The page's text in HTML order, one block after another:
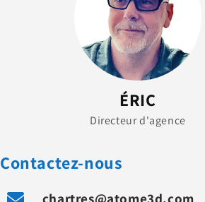
ÉRIC
Directeur d'agence
Contactez-nous